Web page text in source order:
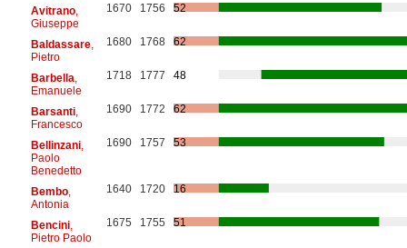
Avitrano,
Giuseppe
1670 1756 52
Baldassare,
Pietro
1680 1768 62
Barbella
Emanuele
1718 1777 48
Barsanti,
Francesco
1690 1772 62
Bellinzani,
Paolo
Benedetto
1690 1757 53
Bembo,
Antonia
1640 1720 16
Bencini,
Pietro Paolo
1675 1755 51